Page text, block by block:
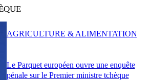
Le Parquet européen ouvre une enquête
pénale sur le Premier ministre tchèque
AGRICULTURE & ALIMENTATION